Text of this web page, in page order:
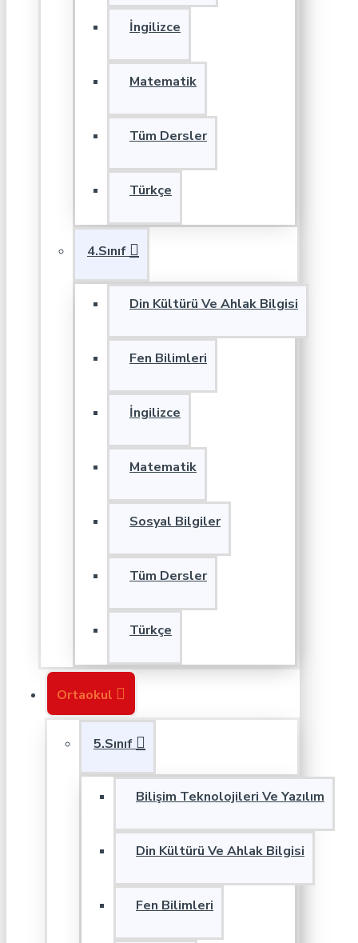
İngilizce
Matematik
Tüm Dersler
Türkçe
4.Sınıf
Din Kültürü Ve Ahlak Bilgisi
Fen Bilimleri
İngilizce
Matematik
Sosyal Bilgiler
Tüm Dersler
Türkçe
Ortaokul
5.Sınıf
Bilişim Teknolojileri Ve Yazılım
Din Kültürü Ve Ahlak Bilgisi
Fen Bilimleri